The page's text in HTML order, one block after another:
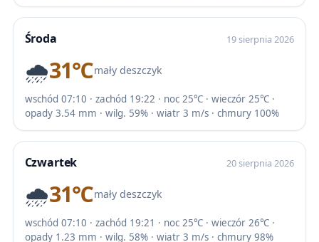
Środa 19 sierpnia 2026
🌧️31℃mały deszczyk
wschód 07:10 · zachód 19:22 · noc 25℃ · wieczór 25℃ ·
opady 3.54 mm · wilg. 59% · wiatr 3 m/s · chmury 100%
Czwartek 20 sierpnia 2026
🌧️31℃mały deszczyk
wschód 07:10 · zachód 19:21 · noc 25℃ · wieczór 26℃ ·
opady 1.23 mm · wilg. 58% · wiatr 3 m/s · chmury 98%